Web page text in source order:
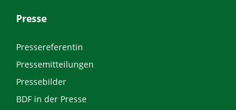
Presse
Pressereferentin
Pressemitteilungen
Pressebilder
BDF in der Presse